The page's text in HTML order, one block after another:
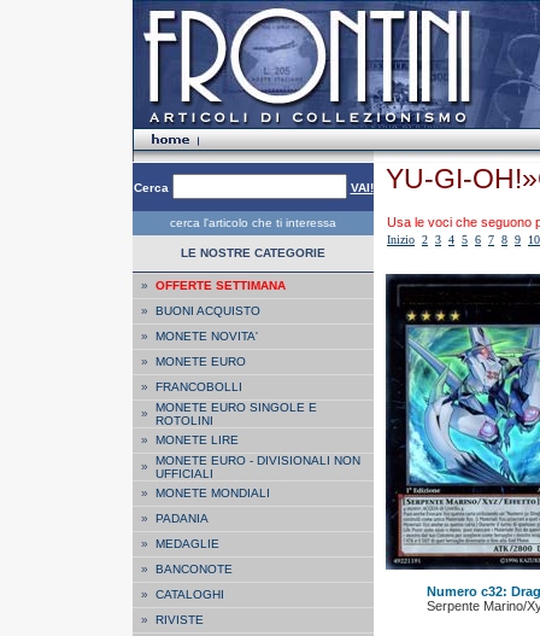
Cerca VAI!
cerca l'articolo che ti interessa
LE NOSTRE CATEGORIE
» OFFERTE SETTIMANA
» BUONI ACQUISTO
» MONETE NOVITA'
» MONETE EURO
» FRANCOBOLLI
» MONETE EURO SINGOLE E
ROTOLINI
» MONETE LIRE
» MONETE EURO - DIVISIONALI NON
UFFICIALI
» MONETE MONDIALI
» PADANIA
» MEDAGLIE
» BANCONOTE
» CATALOGHI
» RIVISTE
YU-GI-
Usa le voci che seguono
Inizio 2 3 4 5 6 7 8 9 10
Numero c32:
Serpente Marino/